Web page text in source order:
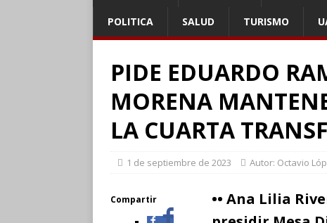
POLITICA SALUD TURISMO
PIDE EDUARDO
MORENA
LA CUARTA
1 de septiembre de 2023 Autor: Octavio
Compartir
•• Ana Lilia